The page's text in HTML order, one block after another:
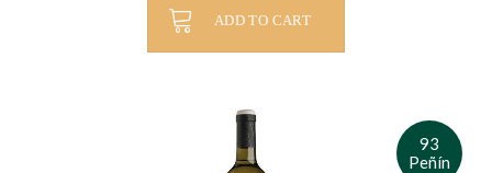
ADD TO CART
93
Peñín